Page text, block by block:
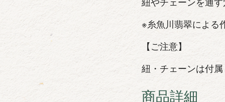
※糸魚川翡翠による
【ご注意】
紐・チェーンは付
商品詳細